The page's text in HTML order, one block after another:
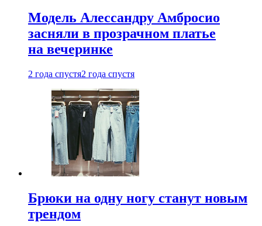
Модель Алессандру Амбросио
засняли в прозрачном платье
на вечеринке
2 года спустя2 года спустя
Брюки на одну ногу станут новым
трендом